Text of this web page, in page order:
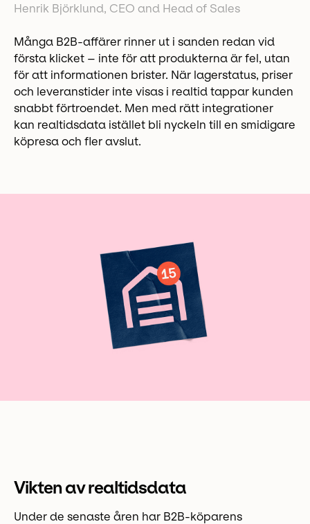
Henrik Björklund, CEO and Head of Sales
Många B2B-affärer rinner ut i sanden redan vid
första klicket – inte för att produkterna är fel, utan
för att informationen brister. När lagerstatus, priser
och leveranstider inte visas i realtid tappar kunden
snabbt förtroendet. Men med rätt integrationer
kan realtidsdata istället bli nyckeln till en smidigare
köpresa och fler avslut.
Vikten av realtidsdata
Under de senaste åren har B2B-köparens